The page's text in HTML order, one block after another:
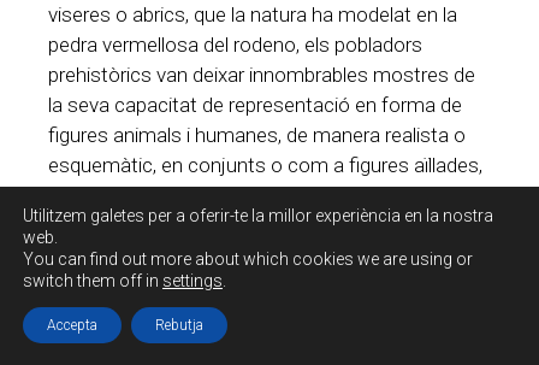
viseres o abrics, que la natura ha modelat en la
pedra vermellosa del rodeno, els pobladors
prehistòrics van deixar innombrables mostres de
la seva capacitat de representació en forma de
figures animals i humanes, de manera realista o
esquemàtic, en conjunts o com a figures aïllades,
però sempre amb un potent significat simbòlic.
La tècnica més habitual és la pintura en colors
vermell, negre i blanc, aquest últim característic de
la zona.
Utilitzem galetes per a oferir-te la millor experiència en la nostra
web.
You can find out more about which cookies we are using or
switch them off in settings
Accepta Rebutja